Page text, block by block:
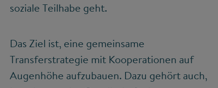
soziale Teilhabe geht.
Das Ziel ist, eine gemeinsame
Transferstrategie mit Kooperationen auf
Augenhöhe aufzubauen. Dazu gehört auch,